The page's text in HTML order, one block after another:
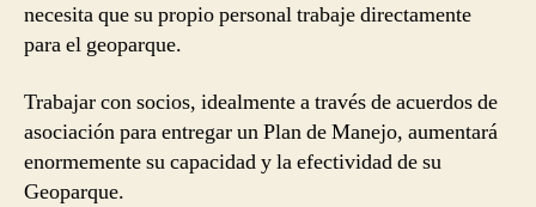
necesita que su propio personal trabaje directamente
para el geoparque.
Trabajar con socios, idealmente a través de acuerdos de
asociación para entregar un Plan de Manejo, aumentará
enormemente su capacidad y la efectividad de su
Geoparque.